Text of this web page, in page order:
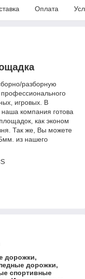
Оплата
разборную
игровых. В
наша компания готова
как эконом
Так же, Вы можете
из нашего
дорожки,
дорожки,
спортивные